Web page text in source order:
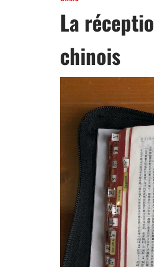
La
chinois